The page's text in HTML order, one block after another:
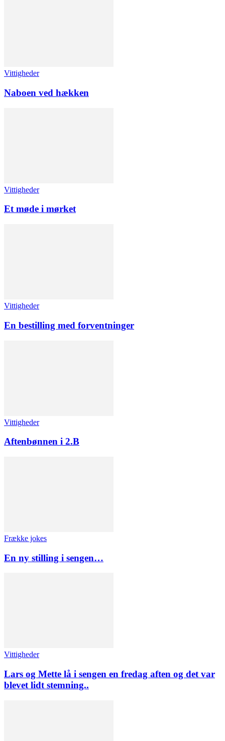
Vittigheder
Naboen ved hækken
Vittigheder
Et møde i mørket
Vittigheder
En bestilling med forventninger
Vittigheder
Aftenbønnen i 2.B
Frække jokes
En ny stilling i sengen…
Vittigheder
Lars og Mette lå i sengen en fredag aften og det var
blevet lidt stemning..